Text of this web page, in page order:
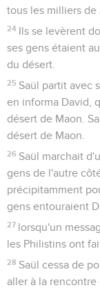
tous les milliers de
24 Ils se levèrent
ses gens étaient
du désert.
25 Saül partit avec
en informa David,
désert de Maon.
désert de Maon.
26 Saül marchait
gens de l'autre
précipitamment
gens entouraient
27 lorsqu'un
les Philistins ont
28 Saül cessa de
aller à la